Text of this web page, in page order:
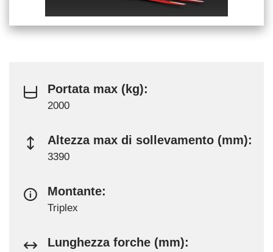
Portata max (kg):
2000
Altezza max di sollevamento (mm):
3390
Montante:
Triplex
Lunghezza forche (mm):